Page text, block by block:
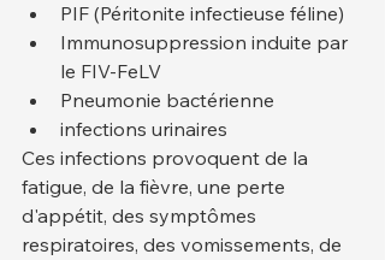
PIF (Péritonite infectieuse féline)
Immunosuppression induite par
le FIV-FeLV
Pneumonie bactérienne
infections urinaires
Ces infections provoquent de la
fatigue, de la fièvre, une perte
d'appétit, des symptômes
respiratoires, des vomissements, de